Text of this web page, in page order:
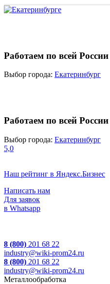
Работаем по всей России
Выбор города: Екатеринбург
Работаем по всей России
Выбор города: Екатеринбург
5,0
Наш рейтинг в Яндекс.Бизнес
Написать нам
Для заявок
в Whatsapp
8 (800) 201 68 22
industry@wiki-prom24.ru
8 (800) 201 68 22
industry@wiki-prom24.ru
Металлообработка